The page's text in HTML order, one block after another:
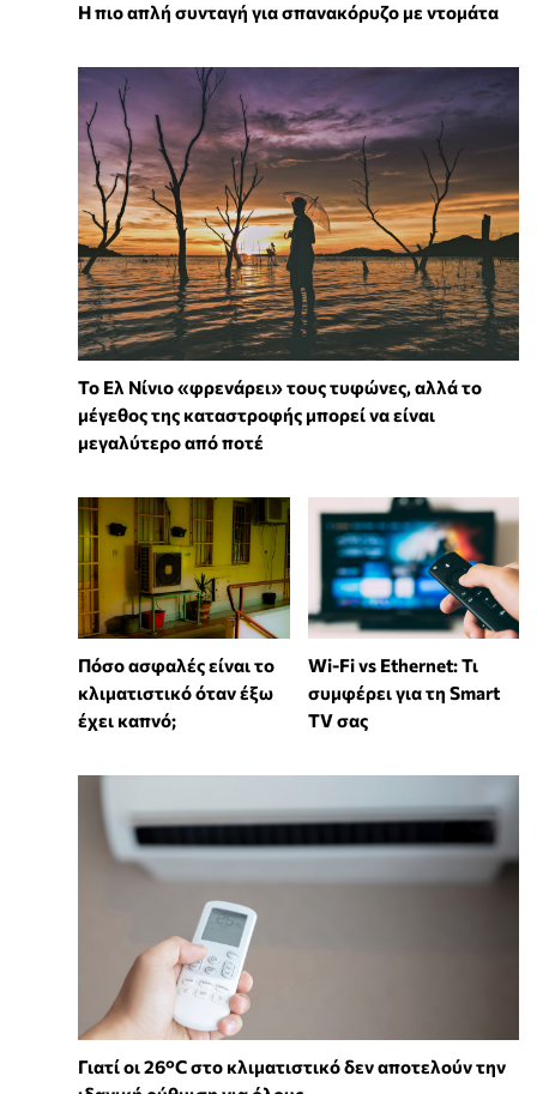
Η πιο απλή συνταγή για σπανακόρυζο με ντομάτα
Το Ελ Νίνιο «φρενάρει» τους τυφώνες, αλλά το
μέγεθος της καταστροφής μπορεί να είναι
μεγαλύτερο από ποτέ
Πόσο ασφαλές είναι το
κλιματιστικό όταν έξω
έχει καπνό;
Wi-Fi vs Ethernet: Τι
συμφέρει για τη Smart
TV σας
Γιατί οι 26°C στο κλιματιστικό δεν αποτελούν την